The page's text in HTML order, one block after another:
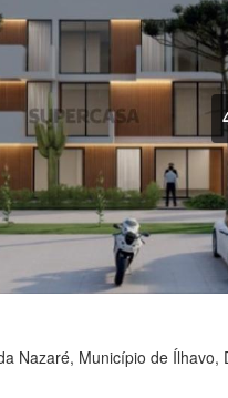
Nazaré, Município de Ílhavo,